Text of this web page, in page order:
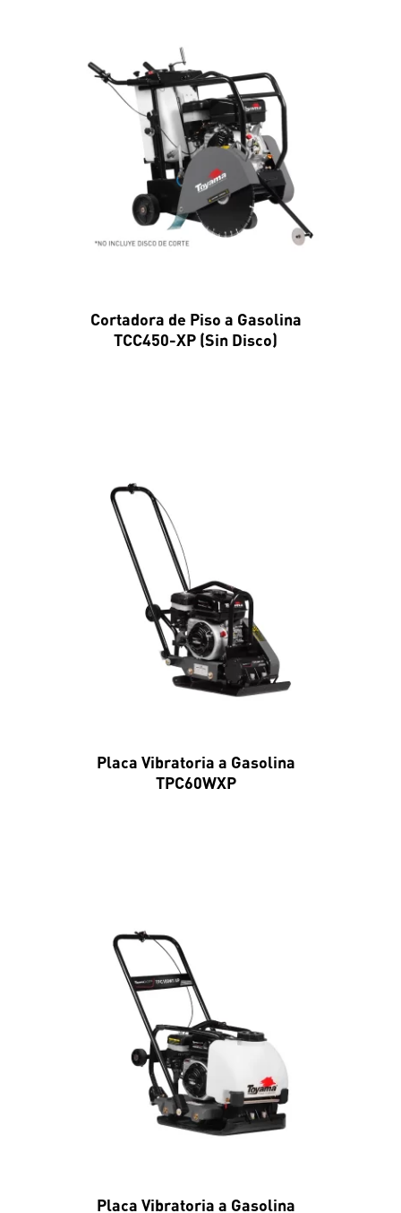
Cortadora de Piso a Gasolina
TCC450-XP (Sin Disco)
Placa Vibratoria a Gasolina
TPC60WXP
Placa Vibratoria a Gasolina